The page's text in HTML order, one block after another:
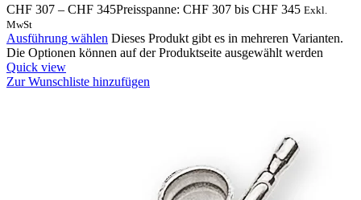
CHF 307 – CHF 345Preisspanne: CHF 307 bis CHF 345 Exkl.
MwSt
Ausführung wählen Dieses Produkt gibt es in mehreren Varianten.
Die Optionen können auf der Produktseite ausgewählt werden
Quick view
Zur Wunschliste hinzufügen